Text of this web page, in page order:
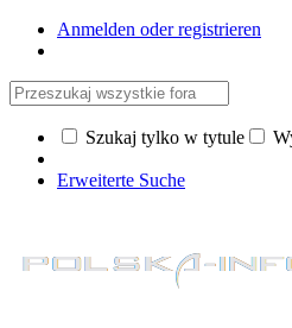
Anmelden oder registrieren
Szukaj tylko w tytule
Erweiterte Suche